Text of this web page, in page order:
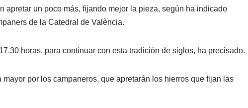
apretar un poco más, fijando mejor la pieza, según ha indicado
de la Catedral de València.
horas, para continuar con esta tradición de siglos, ha precisado.
por los campaneros, que apretarán los hierros que fijan las